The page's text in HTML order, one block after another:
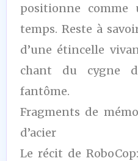
positionne
temps. Reste à
d’une étincelle
chant du cygne
fantôme.
Fragments de
d’acier
Le récit de